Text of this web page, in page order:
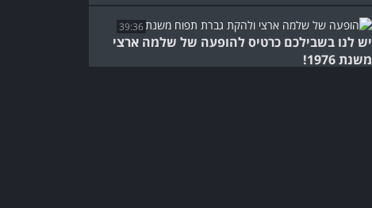
39:36
יש לנו בשבילכם כרטיס להופעה של שלמה ארצי
משנת 1976!